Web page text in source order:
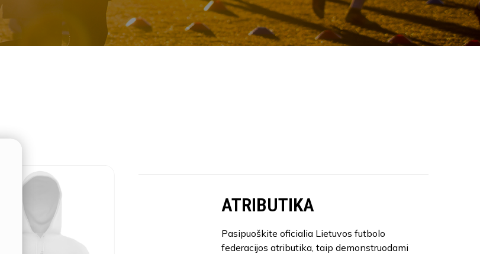
ATRIBUTIKA
Pasipuoškite oficialia Lietuvos futbolo
federacijos atributika, taip demonstruodami